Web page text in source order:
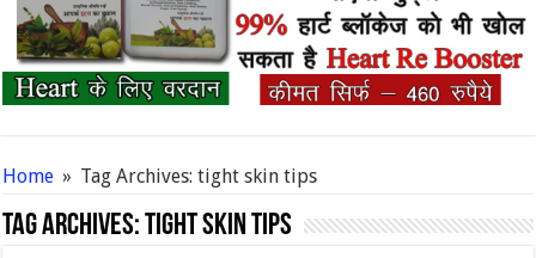
Home » Tag Archives: tight skin tips
Tag Archives:tight skin tips